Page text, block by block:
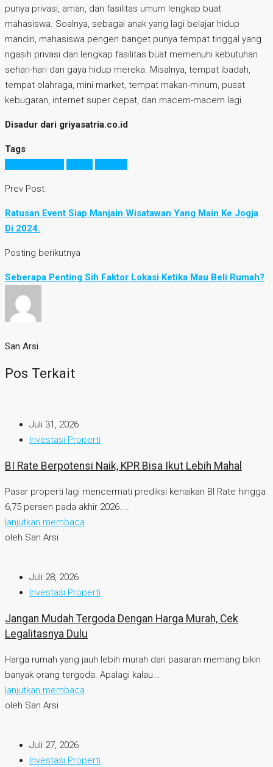
punya privasi, aman, dan fasilitas umum lengkap buat
mahasiswa. Soalnya, sebagai anak yang lagi belajar hidup
mandiri, mahasiswa pengen banget punya tempat tinggal yang
ngasih privasi dan lengkap fasilitas buat memenuhi kebutuhan
sehari-hari dan gaya hidup mereka. Misalnya, tempat ibadah,
tempat olahraga, mini market, tempat makan-minum, pusat
kebugaran, internet super cepat, dan macem-macem lagi.
Disadur dari griyasatria.co.id
Tags
Prev Post
Ratusan Event Siap Manjain Wisatawan Yang Main Ke Jogja
Di 2024.
Posting berikutnya
Seberapa Penting Sih Faktor Lokasi Ketika Mau Beli Rumah?
San Arsi
Pos Terkait
Juli 31, 2026
Investasi Properti
BI Rate Berpotensi Naik, KPR Bisa Ikut Lebih Mahal
Pasar properti lagi mencermati prediksi kenaikan BI Rate hingga
6,75 persen pada akhir 2026....
lanjutkan membaca
oleh San Arsi
Juli 28, 2026
Investasi Properti
Jangan Mudah Tergoda Dengan Harga Murah, Cek
Legalitasnya Dulu
Harga rumah yang jauh lebih murah dari pasaran memang bikin
banyak orang tergoda. Apalagi kalau...
lanjutkan membaca
oleh San Arsi
Juli 27, 2026
Investasi Properti